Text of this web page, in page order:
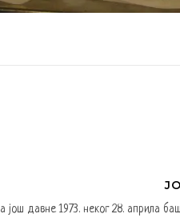
још давне 1973. неког 28. априла